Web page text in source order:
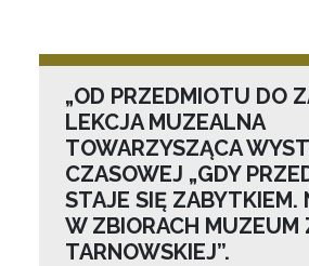
„OD PRZEDMIOTU DO
LEKCJA MUZEALNA
TOWARZYSZĄCA
CZASOWEJ „GDY
STAJE SIĘ ZABYTKIEM.
W ZBIORACH MUZEUM
TARNOWSKIEJ”.